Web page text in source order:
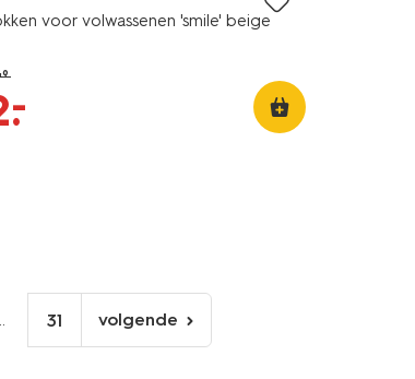
voor volwassenen 'smile' beige
.
–
31
volgende
pagina
volgende